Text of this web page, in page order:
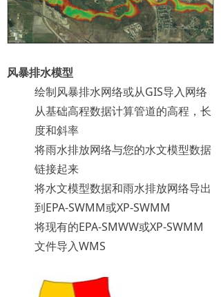
风暴排水模型
绘制风暴排水网络或从GIS导入网络
从基础高程数据计算管道的高程，长
度和斜率
将雨水排放网络与您的水文模型数据
链接起来
将水文模型数据和雨水排放网络导出
到EPA-SWMM或XP-SWMM
将现有的EPA-SMWW或XP-SWMM
文件导入WMS